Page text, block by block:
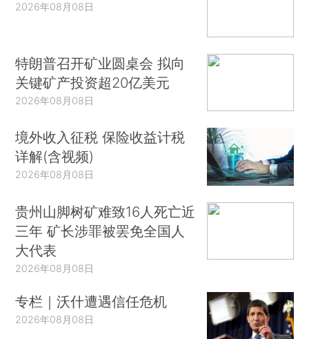
2026年08月08日
特朗普召开矿业圆桌会 拟向
关键矿产投资超20亿美元
2026年08月08日
境外收入征税 保险收益计税
详解(含视频)
2026年08月08日
贵州山脚树矿难致16人死亡近
三年 矿长涉罪被罢免全国人
大代表
2026年08月08日
专栏｜沃什遭遇信任危机
2026年08月08日